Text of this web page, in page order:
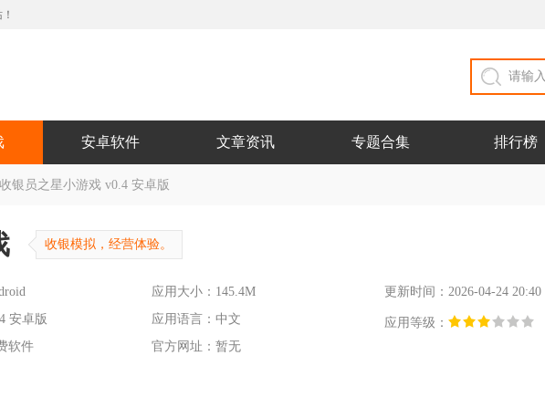
安卓软件 文章资讯 专题合集 排行榜
银员之星小游戏 v0.4 安卓版
收银模拟，经营体验。
应用大小：145.4M
更新时间：2026-04-24 20:40
安卓版
应用语言：中文
应用等级：
软件
官方网址：暂无